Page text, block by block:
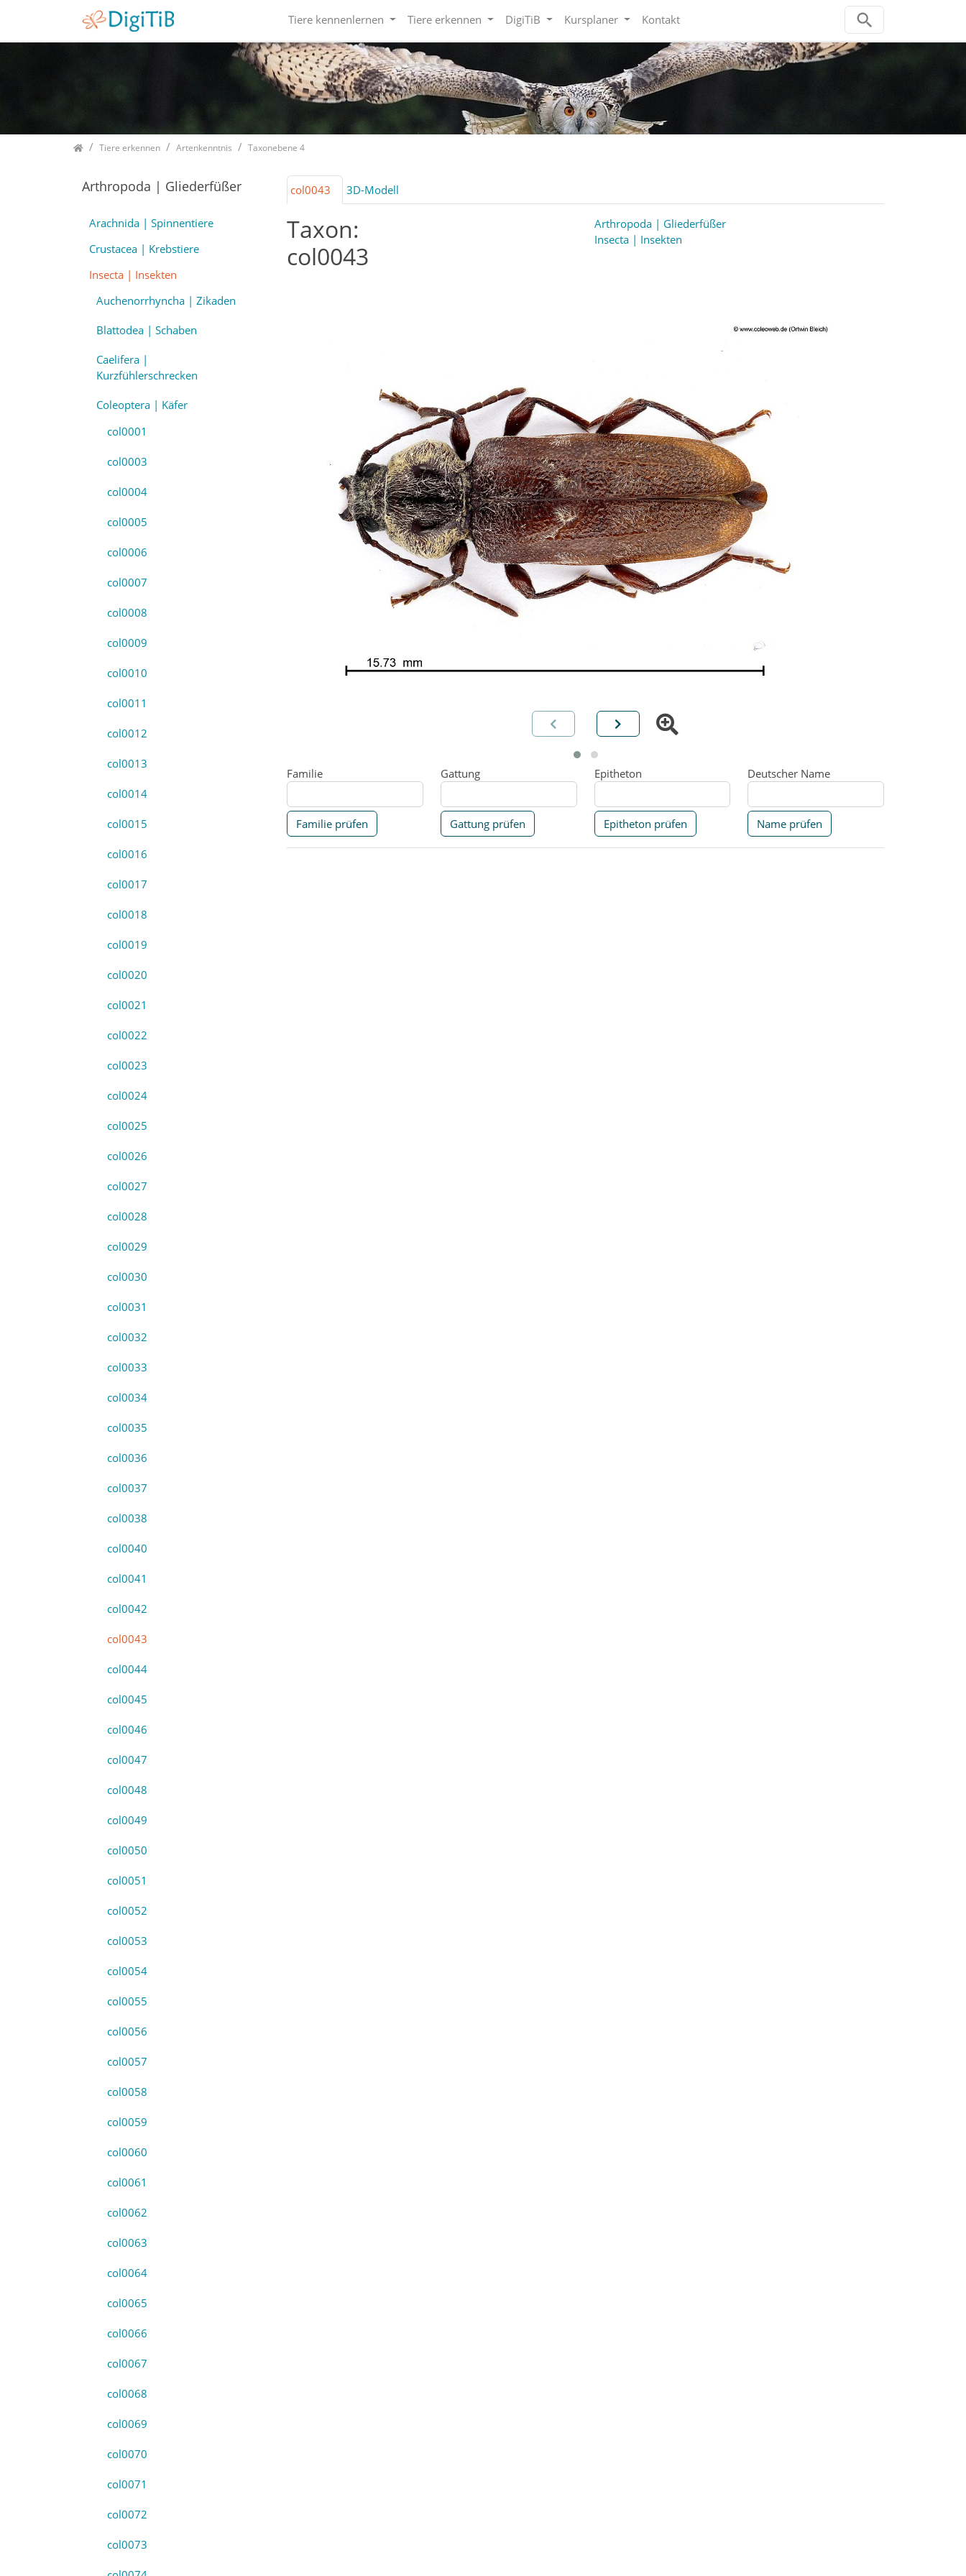
Tiere kennenlernen Tiere erkennen DigiTiB Kursplaner Kontakt
HomeTiere erkennen Artenkenntnis Taxonebene 4
col0043 3D-Modell
Taxon:
col0043
Arthropoda | Gliederfüßer
Insecta | Insekten
Familie
Familie prüfen
Gattung
Gattung prüfen
Epitheton
Epitheton prüfen
Deutscher Name
Name prüfen
Arthropoda | Gliederfüßer
Arachnida | Spinnentiere
Crustacea | Krebstiere
Insecta | Insekten
Auchenorrhyncha | Zikaden
Blattodea | Schaben
Caelifera |
Kurzfühlerschrecken
Coleoptera | Käfer
col0001
col0003
col0004
col0005
col0006
col0007
col0008
col0009
col0010
col0011
col0012
col0013
col0014
col0015
col0016
col0017
col0018
col0019
col0020
col0021
col0022
col0023
col0024
col0025
col0026
col0027
col0028
col0029
col0030
col0031
col0032
col0033
col0034
col0035
col0036
col0037
col0038
col0040
col0041
col0042
col0043
col0044
col0045
col0046
col0047
col0048
col0049
col0050
col0051
col0052
col0053
col0054
col0055
col0056
col0057
col0058
col0059
col0060
col0061
col0062
col0063
col0064
col0065
col0066
col0067
col0068
col0069
col0070
col0071
col0072
col0073